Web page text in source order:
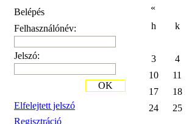
Belépés
Felhasználónév:
Jelszó:
Elfelejtett jelszó
Regisztráció
OK
«
h
k
3
4
10
11
17
18
24
25